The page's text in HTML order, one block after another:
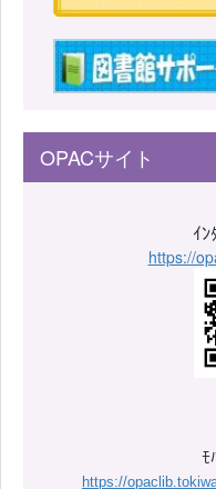
OPACサイト
ｲ
https://
ﾓ
https://